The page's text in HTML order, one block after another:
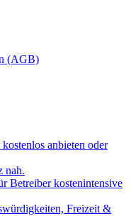
(AGB)
anbieten oder
nah.
Betreiber kostenintensive
Freizeit &